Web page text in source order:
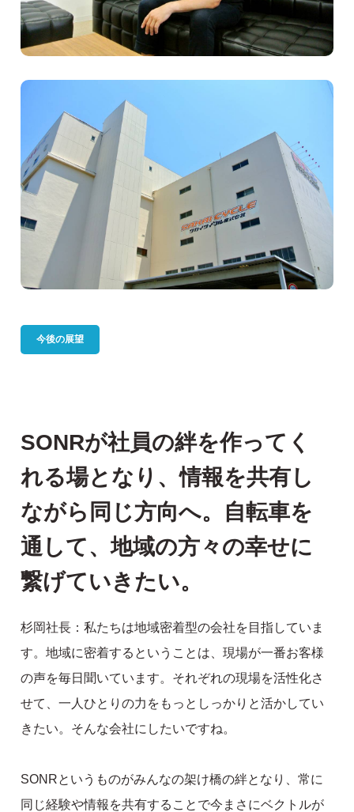
今後の展望
SONRが社員の絆を作ってく
れる場となり、情報を共有し
ながら同じ方向へ。自転車を
通して、地域の方々の幸せに
繋げていきたい。
杉岡社長：私たちは地域密着型の会社を目指していま
す。地域に密着するということは、現場が一番お客様
の声を毎日聞いています。それぞれの現場を活性化さ
せて、一人ひとりの力をもっとしっかりと活かしてい
きたい。そんな会社にしたいですね。
SONRというものがみんなの架け橋の絆となり、常に
同じ経験や情報を共有することで今まさにベクトルが